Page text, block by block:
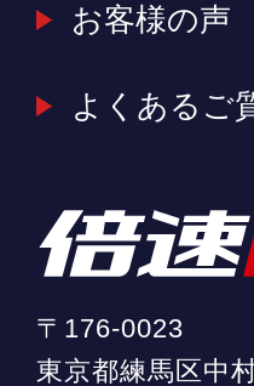
〒176-0023
東京都練馬区中
お客様の声
よくあるご